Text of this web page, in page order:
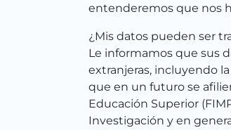
entenderemos que nos
¿Mis datos pueden ser
Le informamos que sus
extranjeras, incluyendo
que en un futuro se
Educación Superior
Investigación y en